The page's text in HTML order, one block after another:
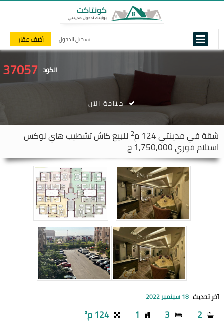
تسجيل الدخول أضف عقار
الكود 37057
شقة فيمدينتي 2 للبيع كاش تشطيب هاي لوكس
استلام فوري 1,750,000 ج
متاحة الآن
آخر تحديث 18 سبتمبر 2022
2
3
1 124 م²